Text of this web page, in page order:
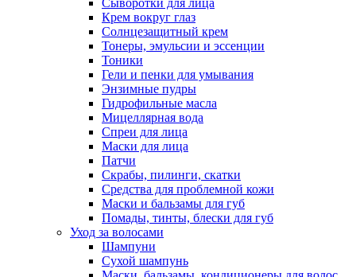
Крем вокруг глаз
Солнцезащитный крем
Тонеры, эмульсии и эссенции
Тоники
Гели и пенки для умывания
Энзимные пудры
Гидрофильные масла
Мицеллярная вода
Спреи для лица
Маски для лица
Патчи
Скрабы, пилинги, скатки
Средства для проблемной кожи
Маски и бальзамы для губ
Помады, тинты, блески для губ
Уход за волосами
Шампуни
Сухой шампунь